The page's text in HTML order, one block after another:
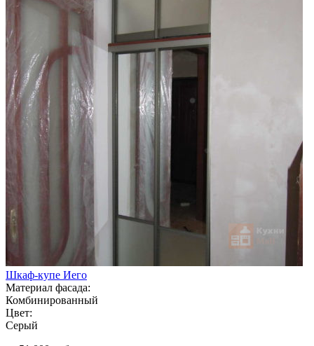
Шкаф-купе Иего
Материал фасада:
Комбинированный
Цвет:
Серый